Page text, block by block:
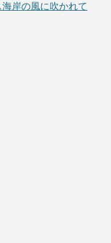
岸の風に吹かれて